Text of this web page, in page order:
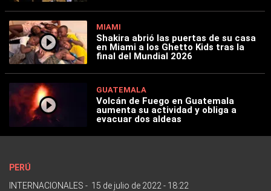
MIAMI
Shakira abrió las puertas de su casa
en Miami a los Ghetto Kids tras la
final del Mundial 2026
GUATEMALA
Volcán de Fuego en Guatemala
aumenta su actividad y obliga a
evacuar dos aldeas
PERÚ
INTERNACIONALES - 15 de julio de 2022 - 18:22